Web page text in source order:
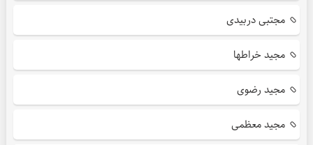
مجتبی دربیدی
مجید خراطها
مجید رضوی
مجید معظمی